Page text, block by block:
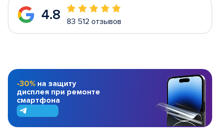
4.8 83 512 отзывов
-30% на защиту
дисплея при ремонте
смартфона